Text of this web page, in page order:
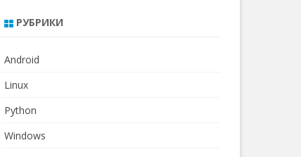
РУБРИКИ
Android
Linux
Python
Windows